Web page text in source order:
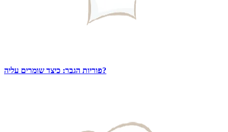
פוריות הגבר: כיצד שומרים עליה?